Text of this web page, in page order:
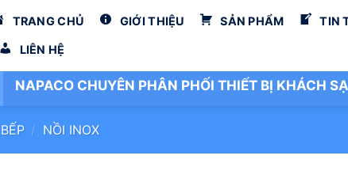
TRANG CHỦ GIỚI THIỆU SẢN PHẨM TIN
LIÊN HỆ
NAPACO CHUYÊN PHÂN PHỐI THIẾT BỊ KHÁCH
/ NỒI INOX